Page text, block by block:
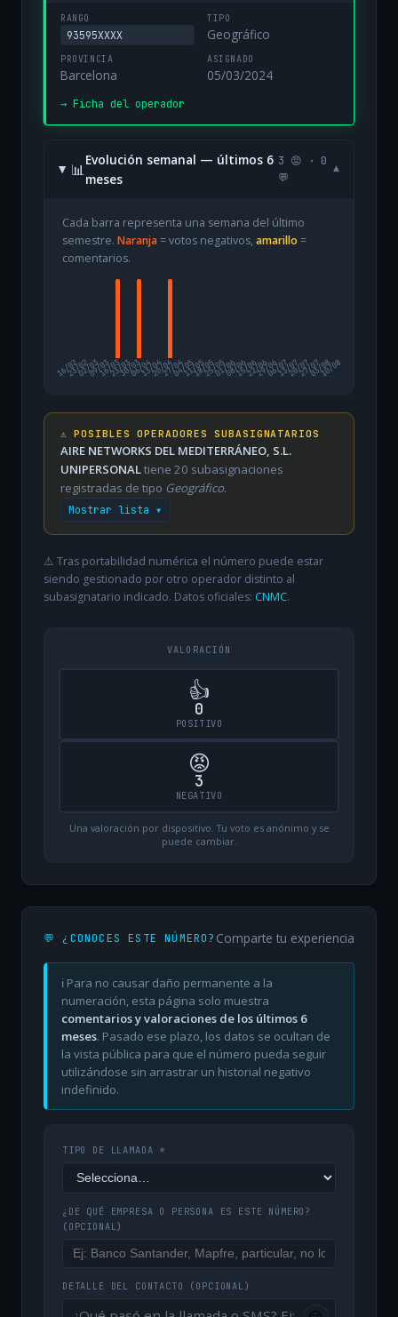
RANGO
93595XXXX
TIPO
Geográfico
PROVINCIA
Barcelona
ASIGNADO
05/03/2024
→ Ficha del operador
📊
Evolución semanal — últimos 6
meses
3 😡 · 0
💬
▾
Cada barra representa una semana del último
semestre. Naranja= votos negativos, amarillo =
comentarios.
16/02
23/0202/0309/0316/0323/0330/0306/0413/0420/0427/0404/0511/0518/0525/0501/0608/0615/0622/0629/0606/0713/0720/0727/0703/08
10/08
⚠️ POSIBLES OPERADORES SUBASIGNATARIOS
AIRE NETWORKS DEL MEDITERRÁNEO, S.L.
UNIPERSONALtiene 20 subasignaciones
registradas de tipo Geográfico.
Mostrar lista ▾
⚠️ Tras portabilidad numérica el número puede estar
siendo gestionado por otro operador distinto al
subasignatario indicado. Datos oficiales: CNMC.
VALORACIÓN
👍
0
POSITIVO
😡
3
NEGATIVO
Una valoración por dispositivo. Tu voto es anónimo y se
puede cambiar.
💬 ¿CONOCES ESTE NÚMERO? Comparte tu experiencia
ℹ️ Para no causar daño permanente a la
numeración, esta página solo muestra
comentarios y valoraciones de los últimos 6
meses. Pasado ese plazo, los datos se ocultan de
la vista pública para que el número pueda seguir
utilizándose sin arrastrar un historial negativo
indefinido.
TIPO DE LLAMADA *
¿DE QUÉ EMPRESA O PERSONA ES ESTE NÚMERO?
(OPCIONAL)
DETALLE DEL CONTACTO (OPCIONAL)